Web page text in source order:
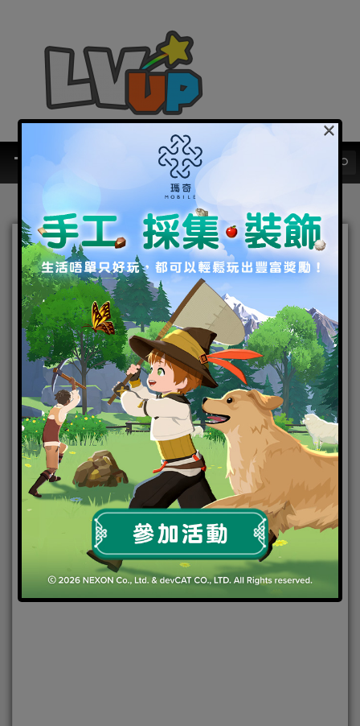
熔岩怒號降臨！《龍息：神
寂》A3賽季「熔岩的怒號」
正式開啟
2025-11-25|Android,IOS,手機遊戲 焦點新聞
×